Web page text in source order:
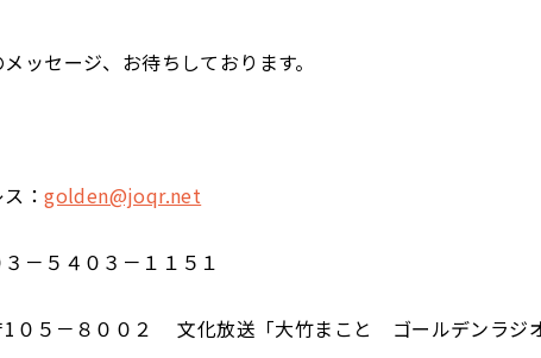
ッセージ、お待ちしております。
ス：golden@joqr.net
－５４０３－１１５１
０５－８００２ 文化放送「大竹まこと ゴールデンラジ